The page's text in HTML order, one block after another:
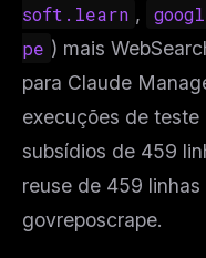
soft.learn ,
pe ) mais
para Claude
execuções de
subsídios de 459
reuse de 459
govreposcrape.